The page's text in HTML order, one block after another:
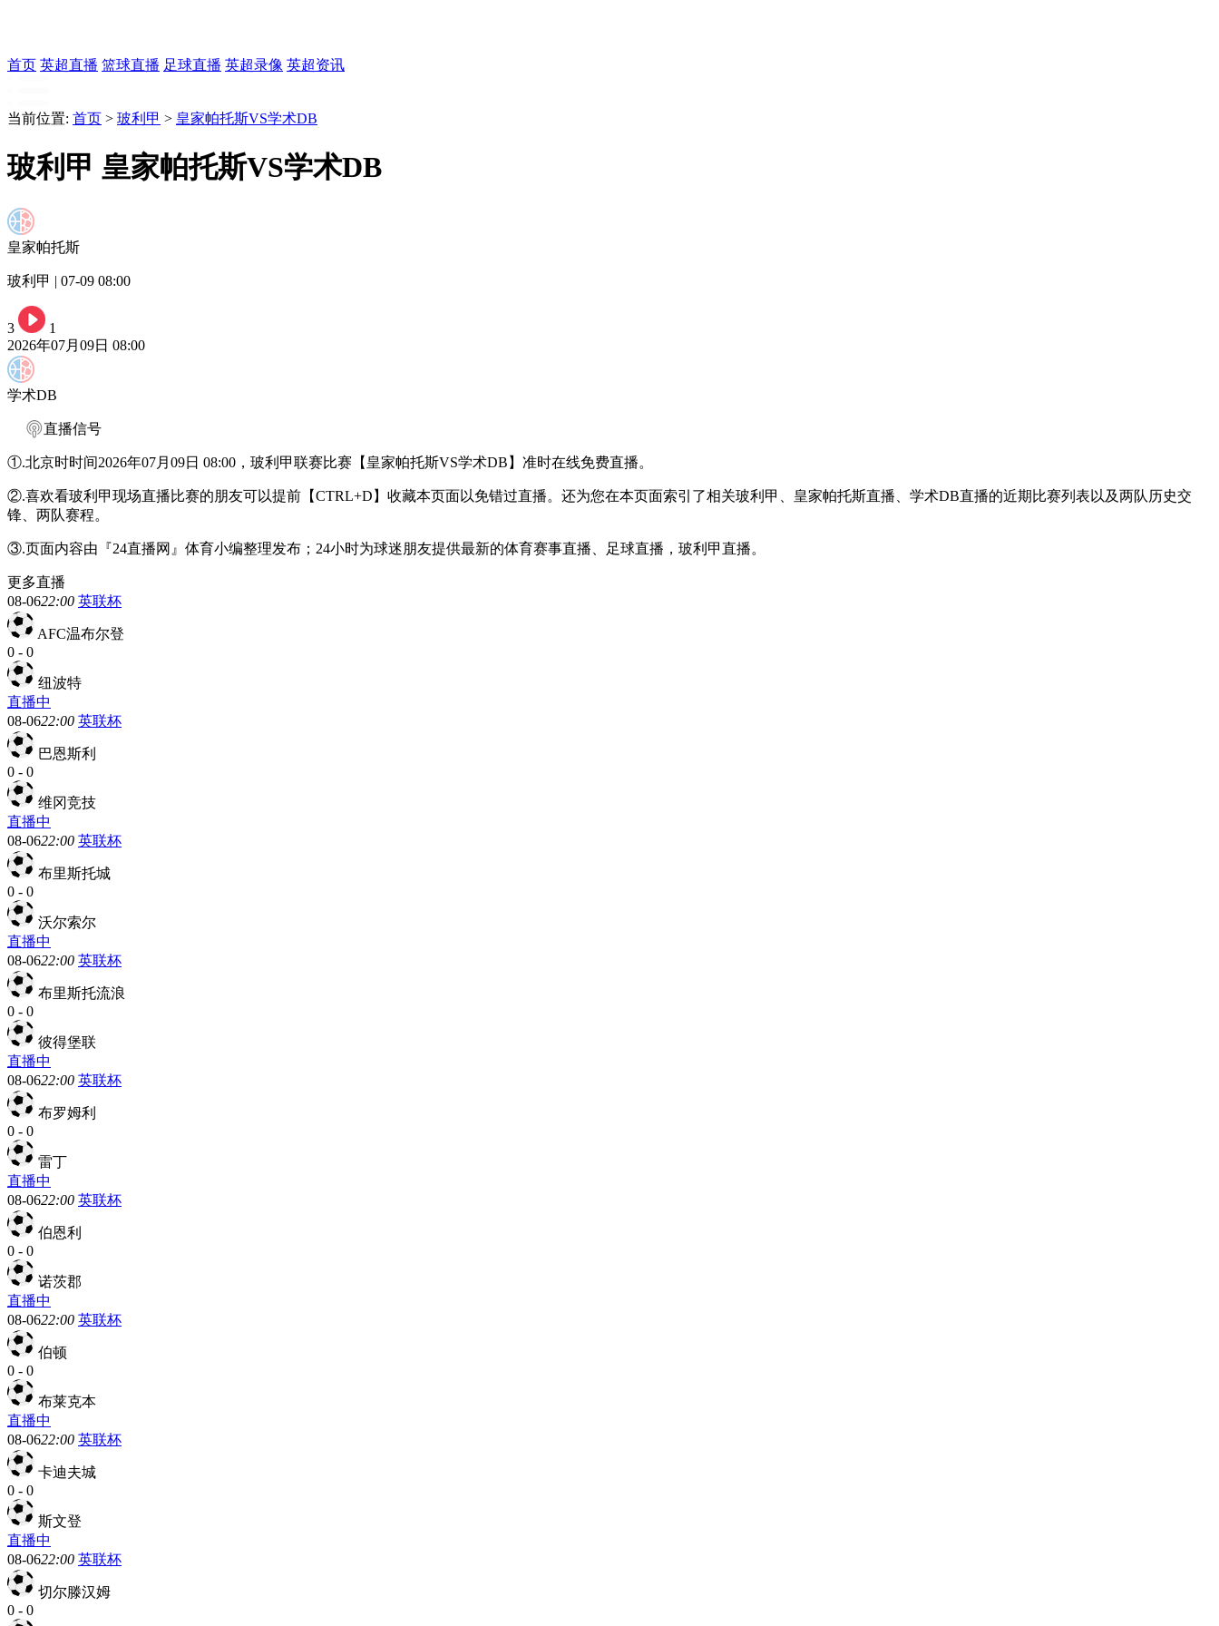
首页 英超直播 篮球直播 足球直播 英超录像 英超资讯
当前位置: 首页 > 玻利甲 > 皇家帕托斯VS学术DB
玻利甲 皇家帕托斯VS学术DB
皇家帕托斯
玻利甲 | 07-09 08:00
3
1
2026年07月09日 08:00
学术DB
直播信号
①.北京时时间2026年07月09日 08:00，玻利甲联赛比赛【皇家帕托斯VS学术DB】准时在线免费直播。
②.喜欢看玻利甲现场直播比赛的朋友可以提前【CTRL+D】收藏本页面以免错过直播。还为您在本页面索引了相关玻利甲、皇家帕托斯直播、学术DB直播的近期比赛列表以及两队历史交
锋、两队赛程。
③.页面内容由『24直播网』体育小编整理发布；24小时为球迷朋友提供最新的体育赛事直播、足球直播，玻利甲直播。
更多直播
08-0622:00 英联杯
AFC温布尔登
0 - 0
纽波特
直播中
08-0622:00 英联杯
巴恩斯利
0 - 0
维冈竞技
直播中
08-0622:00 英联杯
布里斯托城
0 - 0
沃尔索尔
直播中
08-0622:00 英联杯
布里斯托流浪
0 - 0
彼得堡联
直播中
08-0622:00 英联杯
布罗姆利
0 - 0
雷丁
直播中
08-0622:00 英联杯
伯恩利
0 - 0
诺茨郡
直播中
08-0622:00 英联杯
伯顿
0 - 0
布莱克本
直播中
08-0622:00 英联杯
卡迪夫城
0 - 0
斯文登
直播中
08-0622:00 英联杯
切尔滕汉姆
0 - 0